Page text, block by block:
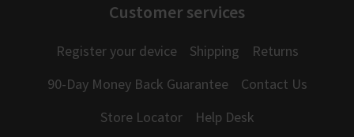
Customer services
Register your device Shipping
Returns
90-Day Money Back Guarantee
Contact Us
Store Locator
Help Desk